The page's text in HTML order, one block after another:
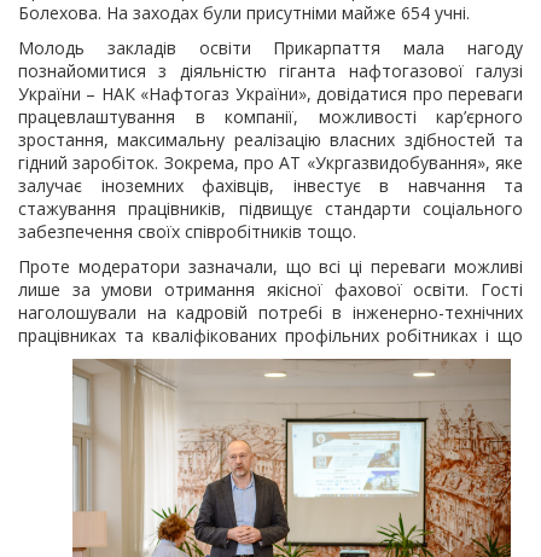
Болехова. На заходах були присутніми майже 654 учні.
Молодь закладів освіти Прикарпаття мала нагоду
познайомитися з діяльністю гіганта нафтогазової галузі
України – НАК «Нафтогаз України», довідатися про переваги
працевлаштування в компанії, можливості кар’єрного
зростання, максимальну реалізацію власних здібностей та
гідний заробіток. Зокрема, про АТ «Укргазвидобування», яке
залучає іноземних фахівців, інвестує в навчання та
стажування працівників, підвищує стандарти соціального
забезпечення своїх співробітників тощо.
Проте модератори зазначали, що всі ці переваги можливі
лише за умови отримання якісної фахової освіти. Гості
наголошували на кадровій потребі в інженерно-технічних
працівниках та кваліфікованих профільних робітниках і що